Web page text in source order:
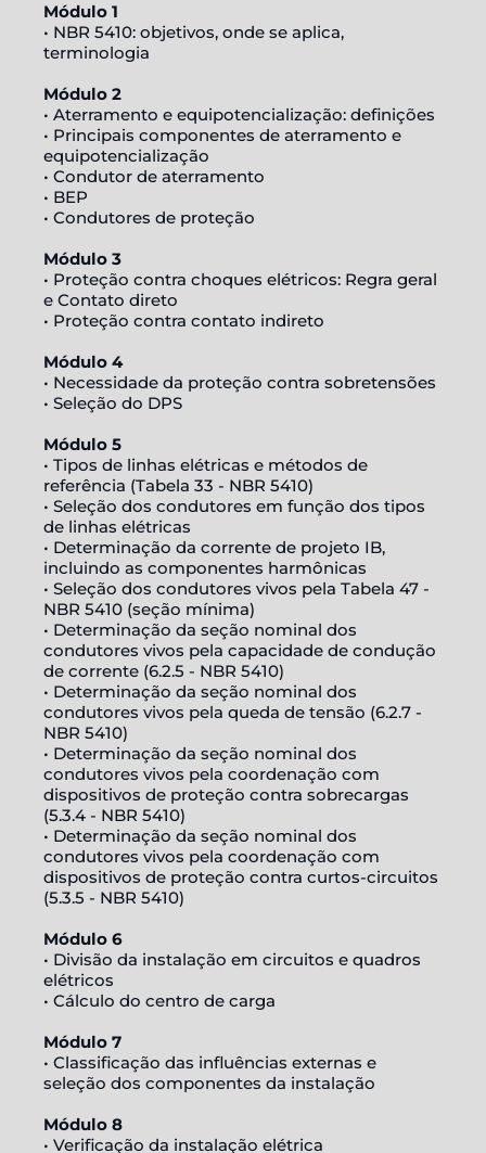
Módulo 1
• NBR 5410: objetivos, onde se aplica,
terminologia
Módulo 2
• Aterramento e equipotencialização: definições
• Principais componentes de aterramento e
equipotencialização
• Condutor de aterramento
• BEP
• Condutores de proteção
Módulo 3
• Proteção contra choques elétricos: Regra geral
e Contato direto
• Proteção contra contato indireto
Módulo 4
• Necessidade da proteção contra sobretensões
• Seleção do DPS
Módulo 5
• Tipos de linhas elétricas e métodos de
referência (Tabela 33 - NBR 5410)
• Seleção dos condutores em função dos tipos
de linhas elétricas
• Determinação da corrente de projeto IB,
incluindo as componentes harmônicas
• Seleção dos condutores vivos pela Tabela 47 -
NBR 5410 (seção mínima)
• Determinação da seção nominal dos
condutores vivos pela capacidade de condução
de corrente (6.2.5 - NBR 5410)
• Determinação da seção nominal dos
condutores vivos pela queda de tensão (6.2.7 -
NBR 5410)
• Determinação da seção nominal dos
condutores vivos pela coordenação com
dispositivos de proteção contra sobrecargas
(5.3.4 - NBR 5410)
• Determinação da seção nominal dos
condutores vivos pela coordenação com
dispositivos de proteção contra curtos-circuitos
(5.3.5 - NBR 5410)
Módulo 6
• Divisão da instalação em circuitos e quadros
elétricos
• Cálculo do centro de carga
Módulo 7
• Classificação das influências externas e
seleção dos componentes da instalação
Módulo 8
• Verificação da instalação elétrica